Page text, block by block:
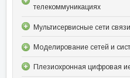
телекоммуникациях
Мультисервисные сети связи
Моделирование сетей и
Плезиохронная цифровая